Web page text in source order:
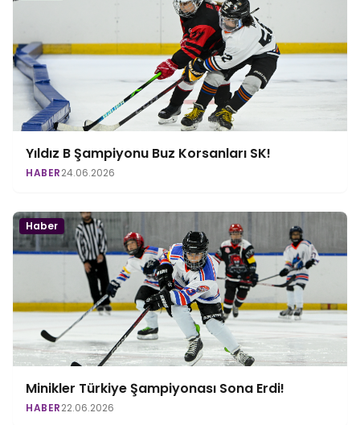
Yıldız B Şampiyonu Buz Korsanları SK!
HABER24.06.2026
Haber
Minikler Türkiye Şampiyonası Sona Erdi!
HABER22.06.2026